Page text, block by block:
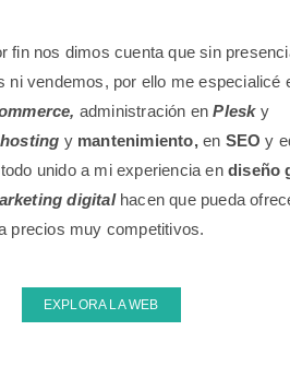
fin nos dimos cuenta que sin
ni vendemos, por ello me especialicé
administración enPlesky
hosting y mantenimiento,en SEO y
todo unido a mi experiencia en diseño
digitalhacen que pueda
precios muy competitivos.
EXPLORA LA WEB